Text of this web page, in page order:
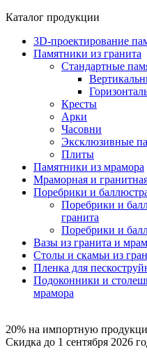
Каталог продукции
3D-проектирование
Памятники из гранита
Стандартные
Кресты
Арки
Часовни
Эксклюзивные
Плиты
Памятники из мрамора
Мраморная и
Поребрики и
Поребрики и
гранита
Поребрики и
Вазы из гранита и
Столы и скамьи из
Пленка для
Подоконники и
мрамора
20% на импортную
Скидка до 1 сентября 2026